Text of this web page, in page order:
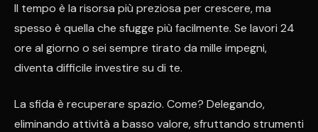
Il tempo è la risorsa più preziosa per crescere, ma
spesso è quella che sfugge più facilmente. Se lavori 24
ore al giorno o sei sempre tirato da mille impegni,
diventa difficile investire su di te.
La sfida è recuperare spazio. Come? Delegando,
eliminando attività a basso valore, sfruttando strumenti